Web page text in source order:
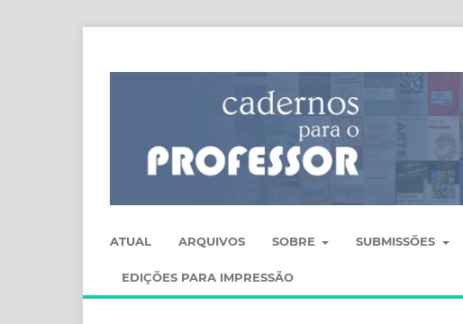
ATUAL ARQUIVOS SOBRE SUBMISSÕES
EDIÇÕES PARA IMPRESSÃO